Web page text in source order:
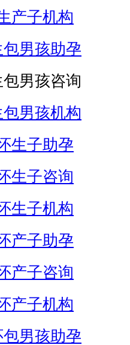
产子机构
男孩助孕
男孩咨询
男孩机构
生子助孕
生子咨询
生子机构
产子助孕
产子咨询
产子机构
男孩助孕